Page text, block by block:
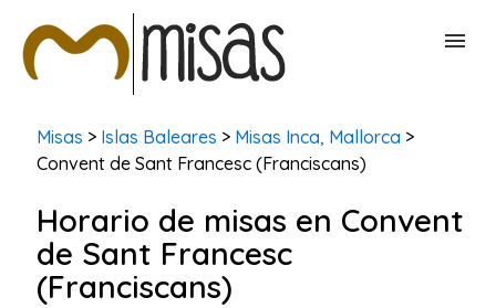
BUSCAR MISAS
Misas > Islas Baleares > Misas Inca, Mallorca >
Convent de Sant Francesc (Franciscans)
Horario de misas en Convent
de Sant Francesc
(Franciscans)